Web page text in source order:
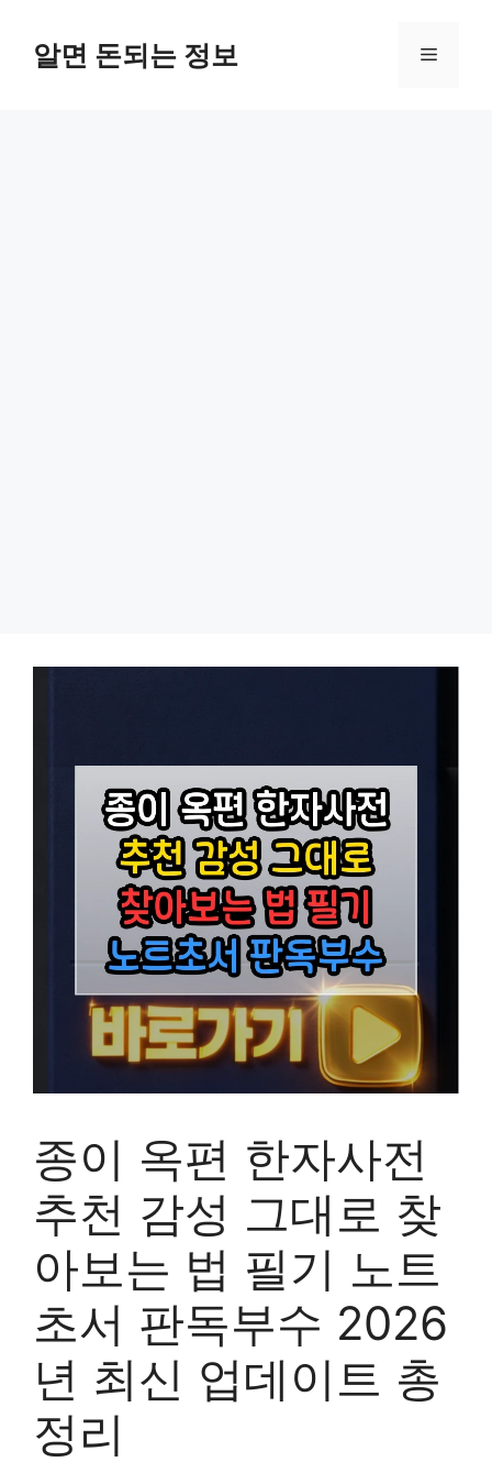
알면 돈되는 정보 메
종이 옥편 한자사전
추천 감성 그대로 찾
아보는 법 필기 노트
초서 판독부수 2026
년 최신 업데이트 총
정리